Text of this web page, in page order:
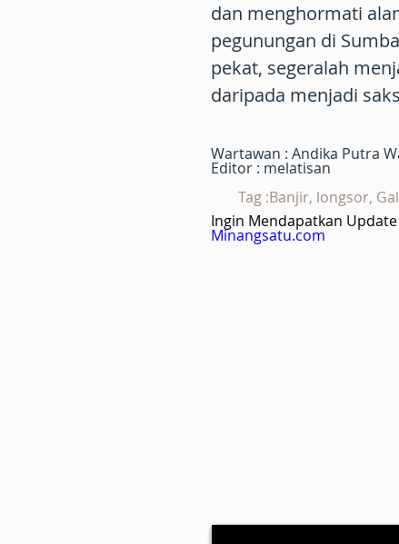
dan menghormati
pegunungan di
pekat, segeralah
daripada menjadi
Wartawan : Andika Putra
Editor : melatisan
Tag :Banjir, longsor,
Ingin Mendapatkan
Minangsatu.com